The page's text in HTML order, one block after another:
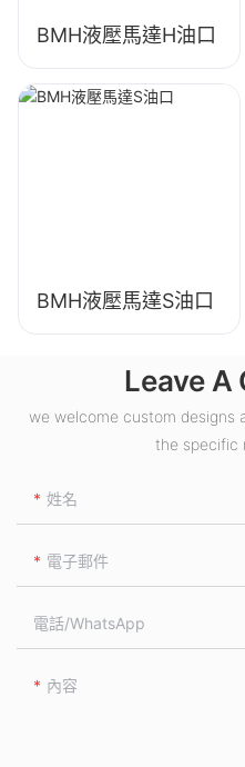
BMH液壓馬達H油口
BMH液壓馬達S油口
Leave A
we welcome custom designs
the specific
姓名
電子郵件
電話/WhatsApp
內容